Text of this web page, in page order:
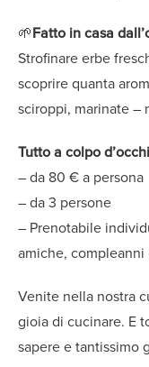
🌱Fatto in casa
Strofinare erbe
scoprire quanta
sciroppi, marinate –
Tutto a colpo
– da 80 € a persona
– da 3 persone
– Prenotabile
amiche,
Venite nella nostra
gioia di cucinare. E
sapere e tantissimo